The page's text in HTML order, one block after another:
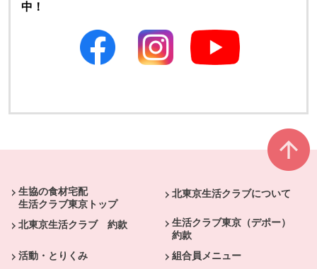
中！
生協の食材宅配
生活クラブ東京トップ
北東京生活クラブについて
北東京生活クラブ 約款
生活クラブ東京（デポー）
約款
活動・とりくみ
組合員メニュー